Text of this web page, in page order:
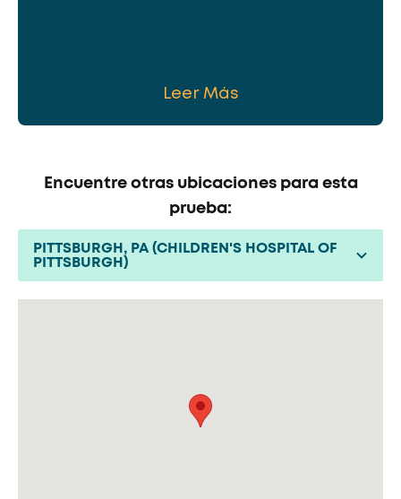
Leer Más
Encuentre otras ubicaciones para esta
prueba:
PITTSBURGH, PA (CHILDREN'S HOSPITAL OF
PITTSBURGH)